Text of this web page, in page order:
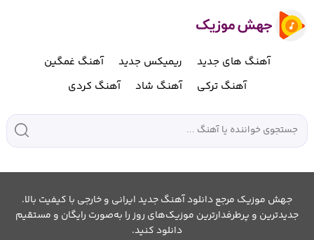
آهنگ های جدید ریمیکس جدید
آهنگ غمگین
آهنگ ترکی
آهنگ شاد آهنگ کردی
جهش موزیک مرجع دانلود آهنگ جدید ایرانی و خارجی با کیفیت بالا.
جدیدترین و پرطرفدارترین موزیک‌های روز را به‌صورت رایگان و مستقیم
دانلود کنید.